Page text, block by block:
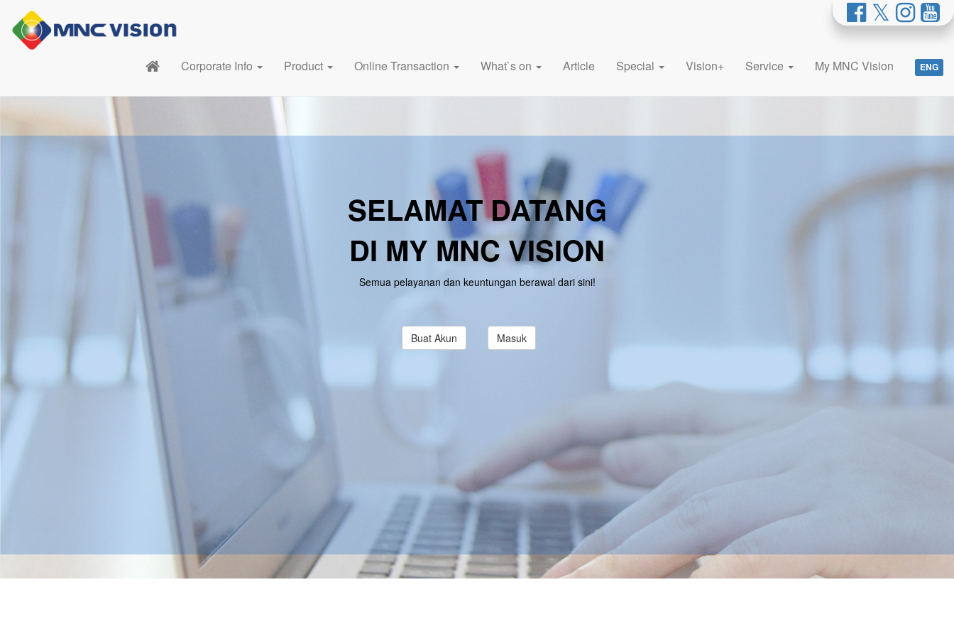
Corporate Info Product Online Transaction What`s on Article Special Vision+ Service My MNC Vision ENG
SELAMAT DATANG
DI MY MNC VISION
Semua pelayanan dan keuntungan berawal dari sini!
Buat Akun Masuk